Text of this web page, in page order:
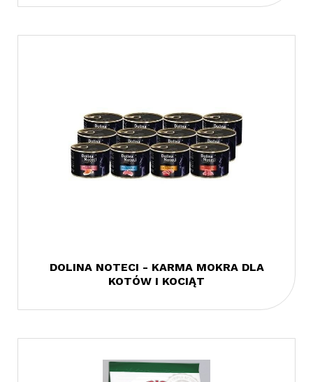
DOLINA NOTECI - KARMA MOKRA DLA
KOTÓW I KOCIĄT